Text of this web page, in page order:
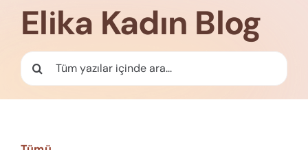
İletişim
Elika Kadın Blog
Ara: